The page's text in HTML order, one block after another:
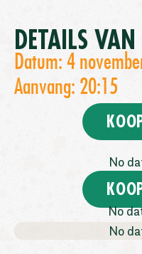
DETAILS
Datum: 4
Aanvang: 20:15
No
No
No